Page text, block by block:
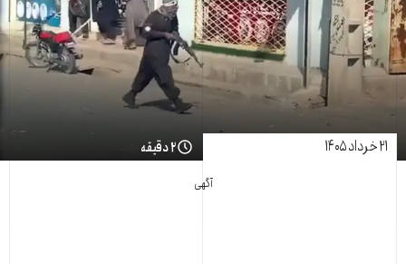
۲۱ خرداد ۱۴۰۵ ۲ دقیقه
آگهی